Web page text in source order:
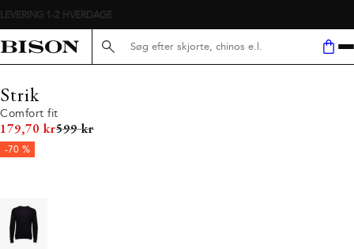
Søg her...
Strik
Comfort fit
179,70 krI alt (uden rabat)
599 kr
-70 %